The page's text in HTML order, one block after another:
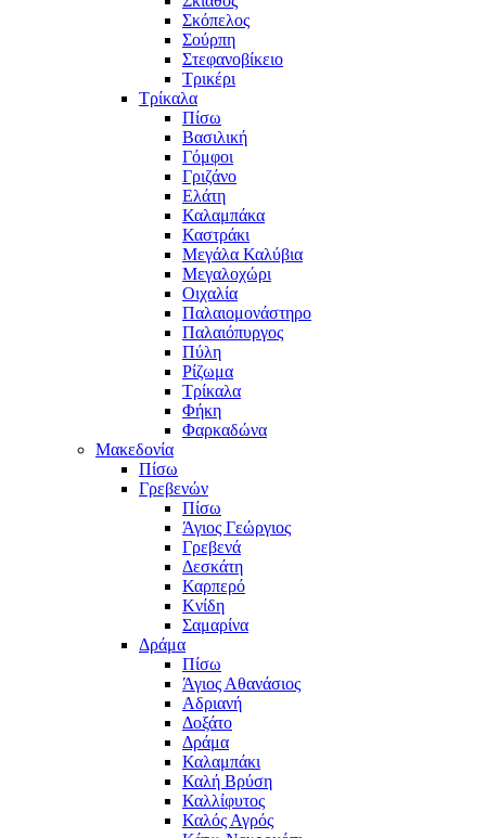
Σκόπελος
Σούρπη
Στεφανοβίκειο
Τρικέρι
Τρίκαλα
Πίσω
Βασιλική
Γόμφοι
Γριζάνο
Ελάτη
Καλαμπάκα
Καστράκι
Μεγάλα Καλύβια
Μεγαλοχώρι
Οιχαλία
Παλαιομονάστηρο
Παλαιόπυργος
Πύλη
Ρίζωμα
Τρίκαλα
Φήκη
Φαρκαδώνα
Μακεδονία
Πίσω
Γρεβενών
Πίσω
Άγιος Γεώργιος
Γρεβενά
Δεσκάτη
Καρπερό
Κνίδη
Σαμαρίνα
Δράμα
Πίσω
Άγιος Αθανάσιος
Αδριανή
Δοξάτο
Δράμα
Καλαμπάκι
Καλή Βρύση
Καλλίφυτος
Καλός Αγρός